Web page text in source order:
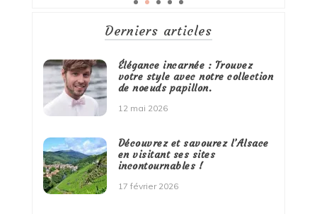
Derniers articles
Élégance incarnée : Trouvez
votre style avec notre collection
de noeuds papillon.
12 mai 2026
Découvrez et savourez l’Alsace
en visitant ses sites
incontournables !
17 février 2026